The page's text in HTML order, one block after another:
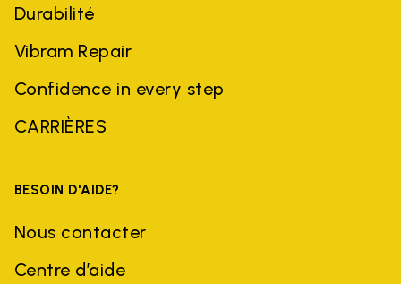
Durabilité
Vibram Repair
Confidence in every step
CARRIÈRES
BESOIN D'AIDE?
Nous contacter
Centre d’aide